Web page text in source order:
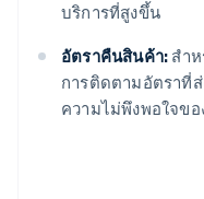
บริการที่สูงขึ้น
อัตราคืนสินค้า: สํา
การติดตามอัตราที่
ความไม่พึงพอใจขอ